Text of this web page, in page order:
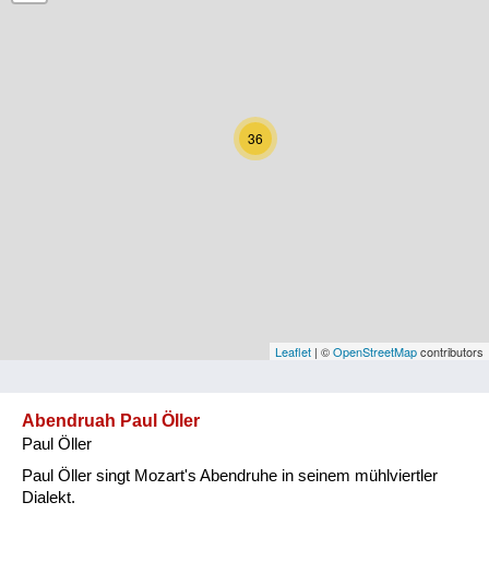
Niederösterreich
Oberösterreich
Vorarlberg
36
Leaflet | ©OpenStreetMapcontributors
Abendruah Paul Öller
Paul Öller
Paul Öller singt Mozart's Abendruhe in seinem mühlviertler
Dialekt.